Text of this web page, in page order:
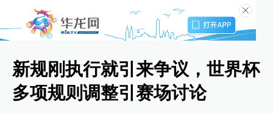
新规刚执行就引来争议，世界杯
多项规则调整引赛场讨论